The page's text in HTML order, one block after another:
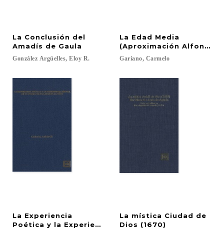
La Conclusión del
Amadís de Gaula
González Argüelles, Eloy R.
La Edad Media
(Aproximación Alfonsina)
Gariano, Carmelo
La Experiencia
Poética y la Experiencia Mística en la Poesía de
La mística Ciudad de
Dios (1670)